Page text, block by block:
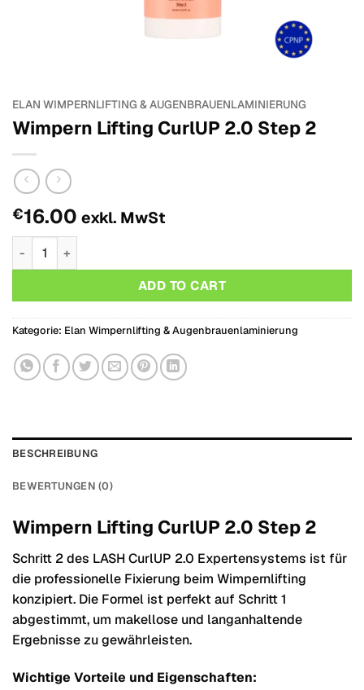
ELAN WIMPERNLIFTING & AUGENBRAUENLAMINIERUNG
Wimpern Lifting CurlUP 2.0 Step 2
€16.00 exkl. MwSt
Wimpern Lifting CurlUP 2.0 Step 2 Menge
ADD TO CART
Kategorie: Elan Wimpernlifting & Augenbrauenlaminierung
BESCHREIBUNG
BEWERTUNGEN (0)
Wimpern Lifting CurlUP 2.0 Step 2
Schritt 2 des LASH CurlUP 2.0 Expertensystems ist für
die professionelle Fixierung beim Wimpernlifting
konzipiert. Die Formel ist perfekt auf Schritt 1
abgestimmt, um makellose und langanhaltende
Ergebnisse zu gewährleisten.
Wichtige Vorteile und Eigenschaften: